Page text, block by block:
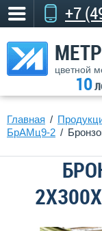
+7
цветной
10
Главная
БрАМц9-2